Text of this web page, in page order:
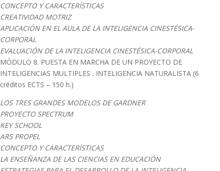
CONCEPTO Y CARACTERÍSTICAS
CREATIVIDAD MOTRIZ
APLICACIÓN EN EL AULA DE LA INTELIGENCIA CINESTÉSICA-
CORPORAL
EVALUACIÓN DE LA INTELIGENCIA CINESTÉSICA-CORPORAL
MÓDULO 8. PUESTA EN MARCHA DE UN PROYECTO DE
INTELIGENCIAS MULTIPLES . INTELIGENCIA NATURALISTA (6
créditos ECTS – 150 h.)
LOS TRES GRANDES MODELOS DE GARDNER
PROYECTO SPECTRUM
KEY SCHOOL
ARS PROPEL
CONCEPTO Y CARACTERÍSTICAS
LA ENSEÑANZA DE LAS CIENCIAS EN EDUCACIÓN